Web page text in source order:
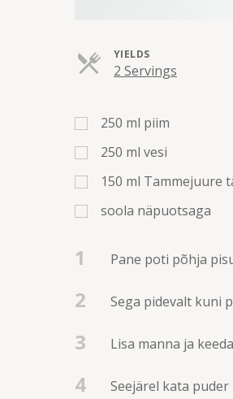
YIELDS
2 Servings
250 ml piim
250 ml vesi
150 ml Tammejuure
soola näpuotsaga
1 Pane poti põhja
2 Sega pidevalt kuni
3 Lisa manna ja
4 Seejärel kata